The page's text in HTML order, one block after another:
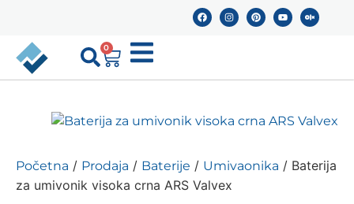
0
Početna / Prodaja / Baterije / Umivaonika / Baterija
za umivonik visoka crna ARS Valvex